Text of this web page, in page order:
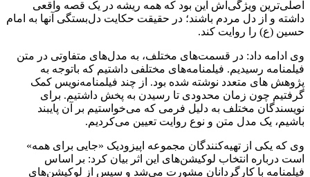
اصلی‌ترین ویژگی‌اش این بود که همه ریشه در یک قصه واقعی
داشته و از دل مردم باشند؛ در حقیقت حکایت دل‌بستگی آنها به امام
حسین (ع) را روایت کند.
وی ادامه داد: در قسمت‌های مختلف، به مدل‌های متفاوتی در متن
فیلمنامه رسیدیم. فیلمنامه‌های مختلفی داشتیم که باتوجه به
پژوهش های متعدد نوشته شده بود. از چند فیلمنامه‌نویس کمک
گرفتیم چون زمان محدودی تا رسیدن به پخش داشتیم. برای
نویسندگان مختلف به دلیل فرمی که می‌خواستیم بر آن پایبند
باشیم، یک مدل متن و نوع روایت تعیین می‌کردیم.
وی که یکی از تهیه‌کنندگان مجموعه اپیزودیک «جایی برای همه»
است درباره انتخاب لوکیشن‌های این اثر بیان کرد: بر اساس
فیلمنامه با کارگردانان مشورت می‌شد و سپس از لوکیشن‌های